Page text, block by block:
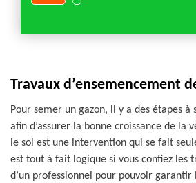
Travaux d’ensemencement
Pour semer un gazon, il y a des étapes
afin d’assurer la bonne croissance de la
le sol est une intervention qui se fait
est tout à fait logique si vous confiez les
d’un professionnel pour pouvoir